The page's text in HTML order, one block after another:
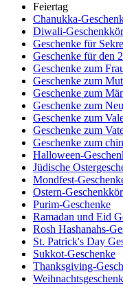
Feiertag
Chanukka-
Diwali-
Geschenke für
Geschenke für den
Geschenke zum
Geschenke zum
Geschenke zum
Geschenke zum
Geschenke zum
Geschenke zum
Geschenke zum
Halloween-
Jüdische
Mondfest-
Ostern-
Purim-Geschenke
Ramadan und Eid
Rosh Hashanahs-
St. Patrick's Day
Sukkot-Geschenke
Thanksgiving-